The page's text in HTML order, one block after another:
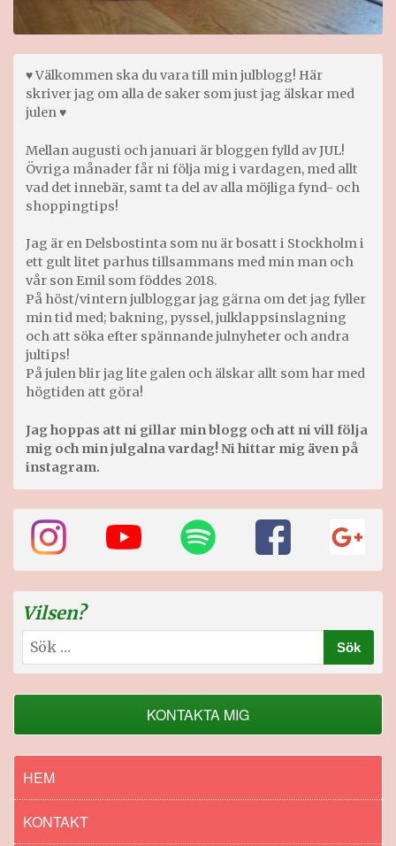
♥ Välkommen ska du vara till min julblogg! Här
skriver jag om alla de saker som just jag älskar med
julen ♥
Mellan augusti och januari är bloggen fylld av JUL!
Övriga månader får ni följa mig i vardagen, med allt
vad det innebär, samt ta del av alla möjliga fynd- och
shoppingtips!
Jag är en Delsbostinta som nu är bosatt i Stockholm i
ett gult litet parhus tillsammans med min man och
vår son Emil som föddes 2018.
På höst/vintern julbloggar jag gärna om det jag fyller
min tid med; bakning, pyssel, julklappsinslagning
och att söka efter spännande julnyheter och andra
jultips!
På julen blir jag lite galen och älskar allt som har med
högtiden att göra!
Jag hoppas att ni gillar min blogg och att ni vill följa
mig och min julgalna vardag! Ni hittar mig även på
instagram.
Vilsen?
Sök
efter:
KONTAKTA MIG
HEM
KONTAKT